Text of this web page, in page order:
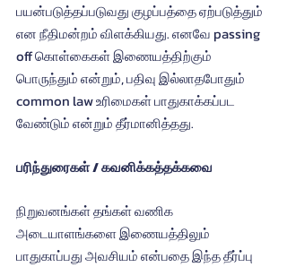
பயன்படுத்தப்படுவது குழப்பத்தை ஏற்படுத்தும்
என நீதிமன்றம் விளக்கியது. எனவே passing
off கொள்கைகள் இணையத்திற்கும்
பொருந்தும் என்றும், பதிவு இல்லாதபோதும்
common law உரிமைகள் பாதுகாக்கப்பட
வேண்டும் என்றும் தீர்மானித்தது.
பரிந்துரைகள் / கவனிக்கத்தக்கவை
நிறுவனங்கள் தங்கள் வணிக
அடையாளங்களை இணையத்திலும்
பாதுகாப்பது அவசியம் என்பதை இந்த தீர்ப்பு